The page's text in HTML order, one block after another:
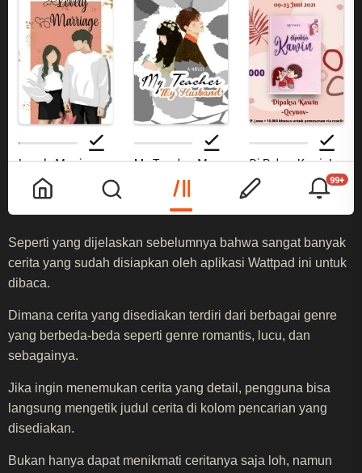
Seperti yang dijelaskan sebelumnya bahwa sangat banyak
cerita yang sudah disiapkan oleh aplikasi Wattpad ini untuk
dibaca.
Dimana cerita yang disediakan terdiri dari berbagai genre
yang berbeda-beda seperti genre romantis, lucu, dan
sebagainya.
Jika ingin menemukan cerita yang detail, pengguna bisa
langsung mengetik judul cerita di kolom pencarian yang
disediakan.
Bukan hanya dapat menikmati ceritanya saja loh, namun